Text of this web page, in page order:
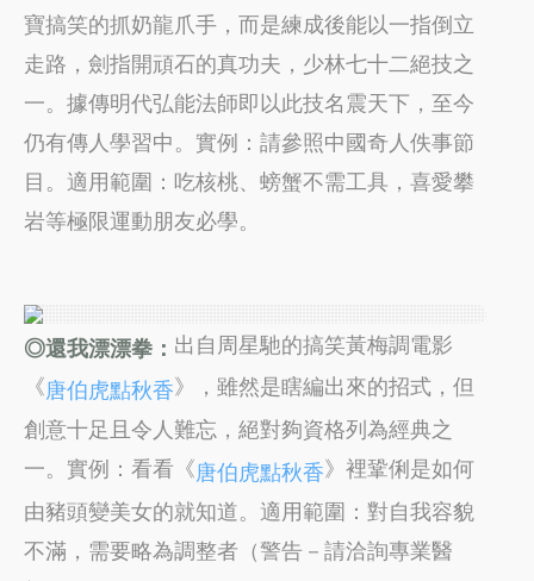
寶搞笑的抓奶龍爪手，而是練成後能以一指倒立
走路，劍指開頑石的真功夫，少林七十二絕技之
一。據傳明代弘能法師即以此技名震天下，至今
仍有傳人學習中。實例：請參照中國奇人佚事節
目。適用範圍：吃核桃、螃蟹不需工具，喜愛攀
岩等極限運動朋友必學。
◎還我漂漂拳： 出自周星馳的搞笑黃梅調電影
《唐伯虎點秋香》，雖然是瞎編出來的招式，但
創意十足且令人難忘，絕對夠資格列為經典之
一。實例：看看《唐伯虎點秋香》裡鞏俐是如何
由豬頭變美女的就知道。適用範圍：對自我容貌
不滿，需要略為調整者（警告－請洽詢專業醫